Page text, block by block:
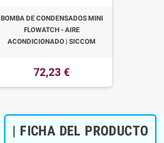
BOMBA DE CONDENSADOS MINI
FLOWATCH - AIRE
ACONDICIONADO | SICCOM
72,23 €
| FICHA DEL PRODUCTO